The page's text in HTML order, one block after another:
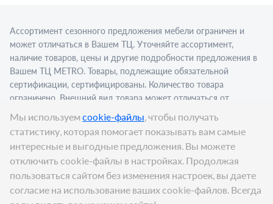
Цена: 1 998,99
Ассортимент сезонного предложения мебели ограничен и
может отличаться в Вашем ТЦ. Уточняйте ассортимент,
наличие товаров, цены и другие подробности предложения в
Вашем ТЦ МЕТRО. Товары, подлежащие обязательной
сертификации, сертифицированы. Количество товара
ограничено. Внешний вид товара может отличаться от
изображения в рекламном материале. Для приобретения
алкогольной продукции для последующей реализации
требуется алкогольная лицензия. Представлен пример
сервировки в стационарном торговом объекте.
Мы используем cookie-файлы, чтобы получать
статистику, которая помогает показывать вам самые
интересные и выгодные предложения. Вы можете
отключить cookie-файлы в настройках. Продолжая
пользоваться сайтом без изменения настроек, вы даете
согласие на использование ваших cookie-файлов. Всегда